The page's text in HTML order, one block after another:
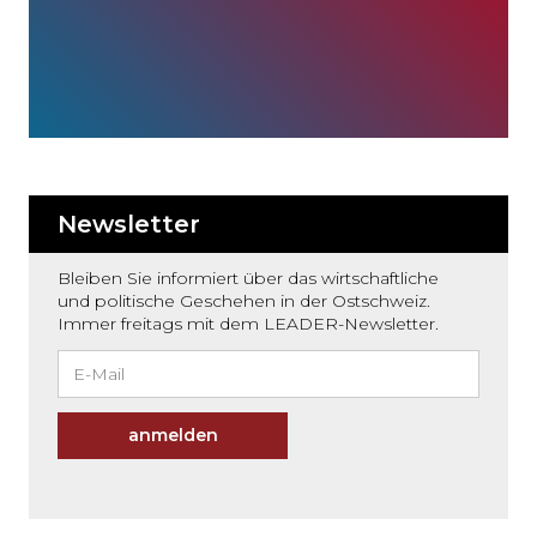
Newsletter
Bleiben Sie informiert über das wirtschaftliche
und politische Geschehen in der Ostschweiz.
Immer freitags mit dem LEADER-Newsletter.
anmelden